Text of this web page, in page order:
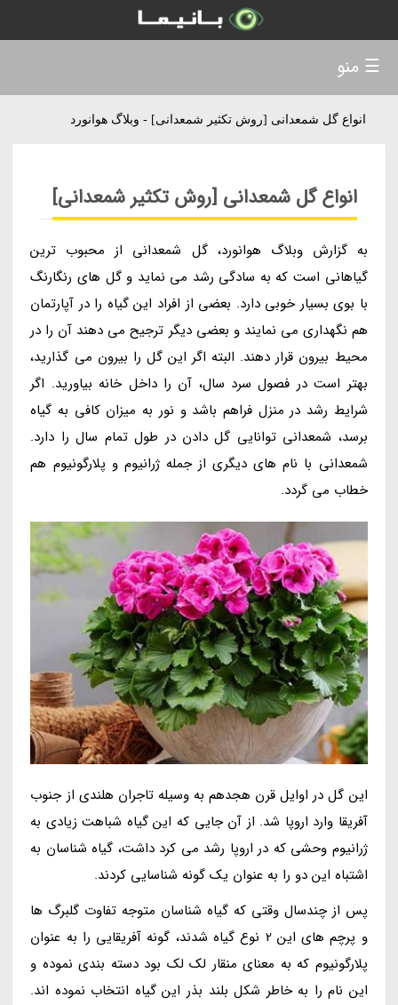
انواع گل شمعدانی [روش تکثیر شمعدانی] - وبلاگ هوانورد
انواع گل شمعدانی [روش تکثیر شمعدانی]
به گزارش وبلاگ هوانورد، گل شمعدانی از محبوب ترین
گیاهانی است که به سادگی رشد می نماید و گل های رنگارنگ
با بوی بسیار خوبی دارد. بعضی از افراد این گیاه را در آپارتمان
هم نگهداری می نمایند و بعضی دیگر ترجیح می دهند آن را در
محیط بیرون قرار دهند. البته اگر این گل را بیرون می گذارید،
بهتر است در فصول سرد سال، آن را داخل خانه بیاورید. اگر
شرایط رشد در منزل فراهم باشد و نور به میزان کافی به گیاه
برسد، شمعدانی توانایی گل دادن در طول تمام سال را دارد.
شمعدانی با نام های دیگری از جمله ژرانیوم و پلارگونیوم هم
خطاب می گردد.
این گل در اوایل قرن هجدهم به وسیله تاجران هلندی از جنوب
آفریقا وارد اروپا شد. از آن جایی که این گیاه شباهت زیادی به
ژرانیوم وحشی که در اروپا رشد می کرد داشت، گیاه شناسان به
اشتباه این دو را به عنوان یک گونه شناسایی کردند.
پس از چندسال وقتی که گیاه شناسان متوجه تفاوت گلبرگ ها
و پرچم های این 2 نوع گیاه شدند، گونه آفریقایی را به عنوان
پلارگونیوم که به معنای منقار لک لک بود دسته بندی نموده و
این نام را به خاطر شکل بلند بذر این گیاه انتخاب نموده اند.
☰ منو